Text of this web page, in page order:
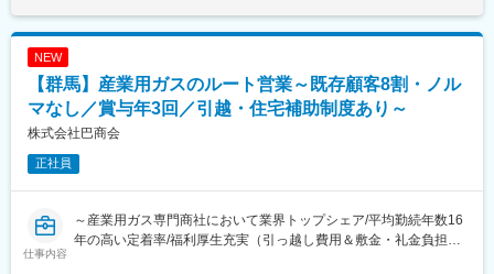
変更の範囲：会社の定める業務
基本エリアで担当が分かれており営業活動をお任せします。
担当のお客様が任されている案件について当社製品をご提案やご
相談などで受注を取りに行きます。
提案の流れとしては、、、
・工事中のフォロー
お客様の予算や納期など聞いたうえで当社がお役に立てるかなど
NEW
【群馬】産業用ガスのルート営業～既存顧客8割・ノル
マなし／賞与年3回／引越・住宅補助制度あり～
株式会社巴商会
正社員
仕事内容
～産業用ガス専門商社において業界トップシェア/平均勤続年数16
年の高い定着率/福利厚生充実（引っ越し費用＆敷金・礼金負担、